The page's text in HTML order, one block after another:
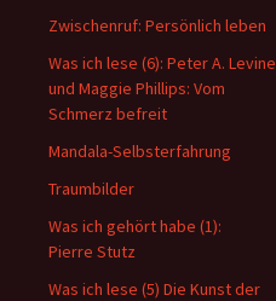
Zwischenruf: Persönlich leben
Was ich lese (6): Peter A. Levine
und Maggie Phillips: Vom
Schmerz befreit
Mandala-Selbsterfahrung
Traumbilder
Was ich gehört habe (1):
Pierre Stutz
Was ich lese (5) Die Kunst der